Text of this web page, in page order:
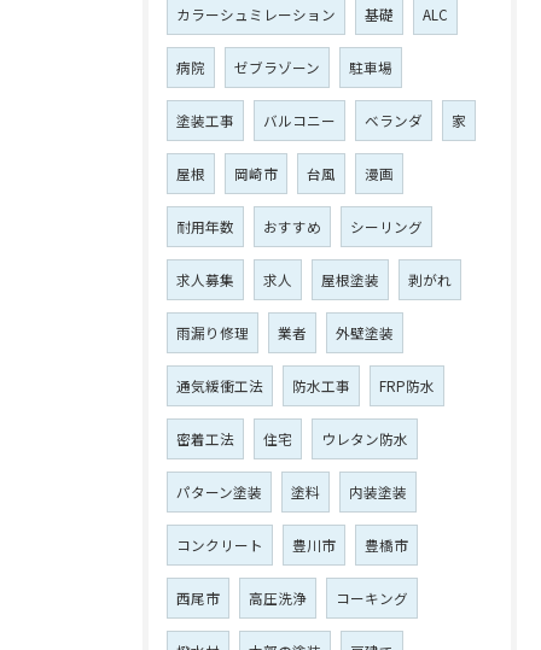
カラーシュミレーション 基礎 ALC
病院 ゼブラゾーン 駐車場
塗装工事 バルコニー ベランダ 家
屋根 岡崎市 台風 漫画
耐用年数 おすすめ シーリング
求人募集 求人 屋根塗装 剥がれ
雨漏り修理 業者 外壁塗装
通気緩衝工法 防水工事 FRP防水
密着工法 住宅 ウレタン防水
パターン塗装 塗料 内装塗装
コンクリート 豊川市 豊橋市
西尾市 高圧洗浄 コーキング